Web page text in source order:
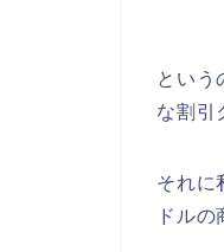
という
な割引
それに
ドル